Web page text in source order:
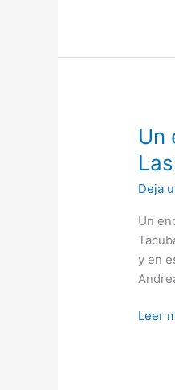
Un
Deja
Un
y en
Un
con
en
Leer